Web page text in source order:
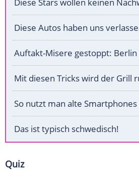
Diese Stars wollen keinen
Diese Autos haben uns
Auftakt-Misere gestoppt:
Mit diesen Tricks wird der Grill
So nutzt man alte
Das ist typisch schwedisch!
Quiz